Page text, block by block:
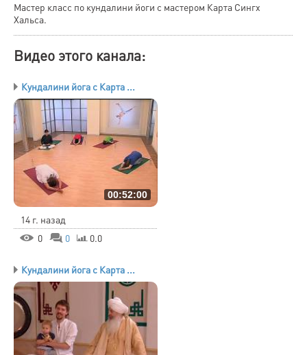
Мастер класс по кундалини йоги с мастером Карта Сингх
Хальса.
Видео этого канала:
Кундалини йога с Карта ...
00:52:00
14 г. назад
0
0 0.0
Кундалини йога с Карта ...